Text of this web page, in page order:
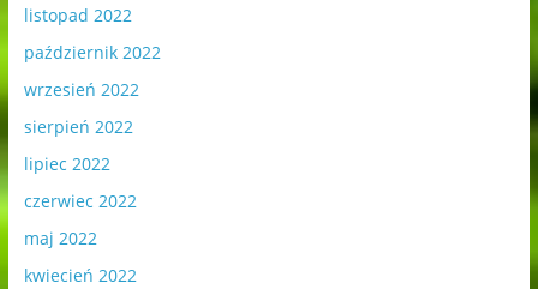
listopad 2022
październik 2022
wrzesień 2022
sierpień 2022
lipiec 2022
czerwiec 2022
maj 2022
kwiecień 2022